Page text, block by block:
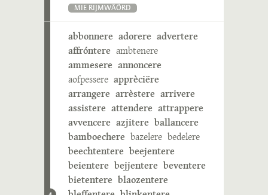
MIE RIJMWÄÖRD
abbonnere adorere advertere
affróntere ambtenere
ammesere annoncere
aofpessere apprèciëre
arrangere arrèstere arrivere
assistere attendere attrappere
avvencere azjitere ballancere
bamboechere bazelere bedelere
beechtentere beejentere
beientere bejjentere beventere
bietentere blaozentere